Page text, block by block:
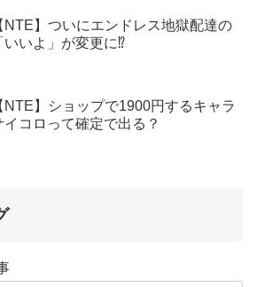
NTE】ついにエンドレス地獄配達の
いいよ」が変更に⁉
NTE】ショップで1900円するキャラ
イコロって確定で出る？